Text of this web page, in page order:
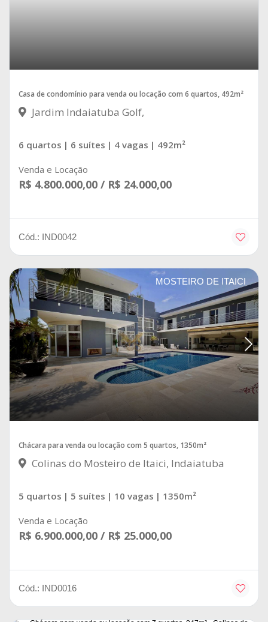
Casa de condomínio para venda ou locação com 6 quartos, 492m²
Jardim Indaiatuba Golf,
6 quartos | 6 suítes | 4 vagas | 492m²
Venda e Locação
R$ 4.800.000,00 / R$ 24.000,00
Cód.: IND0042
MOSTEIRO DE ITAICI
Chácara para venda ou locação com 5 quartos, 1350m²
Colinas do Mosteiro de Itaici, Indaiatuba
5 quartos | 5 suítes | 10 vagas | 1350m²
Venda e Locação
R$ 6.900.000,00 / R$ 25.000,00
Cód.: IND0016